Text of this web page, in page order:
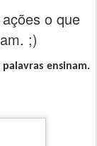
o que
;)
ensinam.